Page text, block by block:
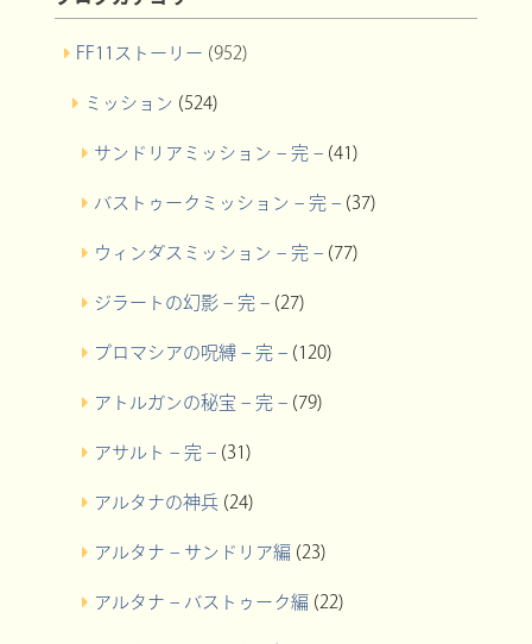
FF11ストーリー (952)
ミッション (524)
サンドリアミッション – 完 –(41)
バストゥークミッション – 完 –(37)
ウィンダスミッション – 完 –(77)
ジラートの幻影 – 完 –(27)
プロマシアの呪縛 – 完 –(120)
アトルガンの秘宝 – 完 –(79)
アサルト – 完 –(31)
アルタナの神兵(24)
アルタナ – サンドリア編 (23)
アルタナ – バストゥーク編 (22)